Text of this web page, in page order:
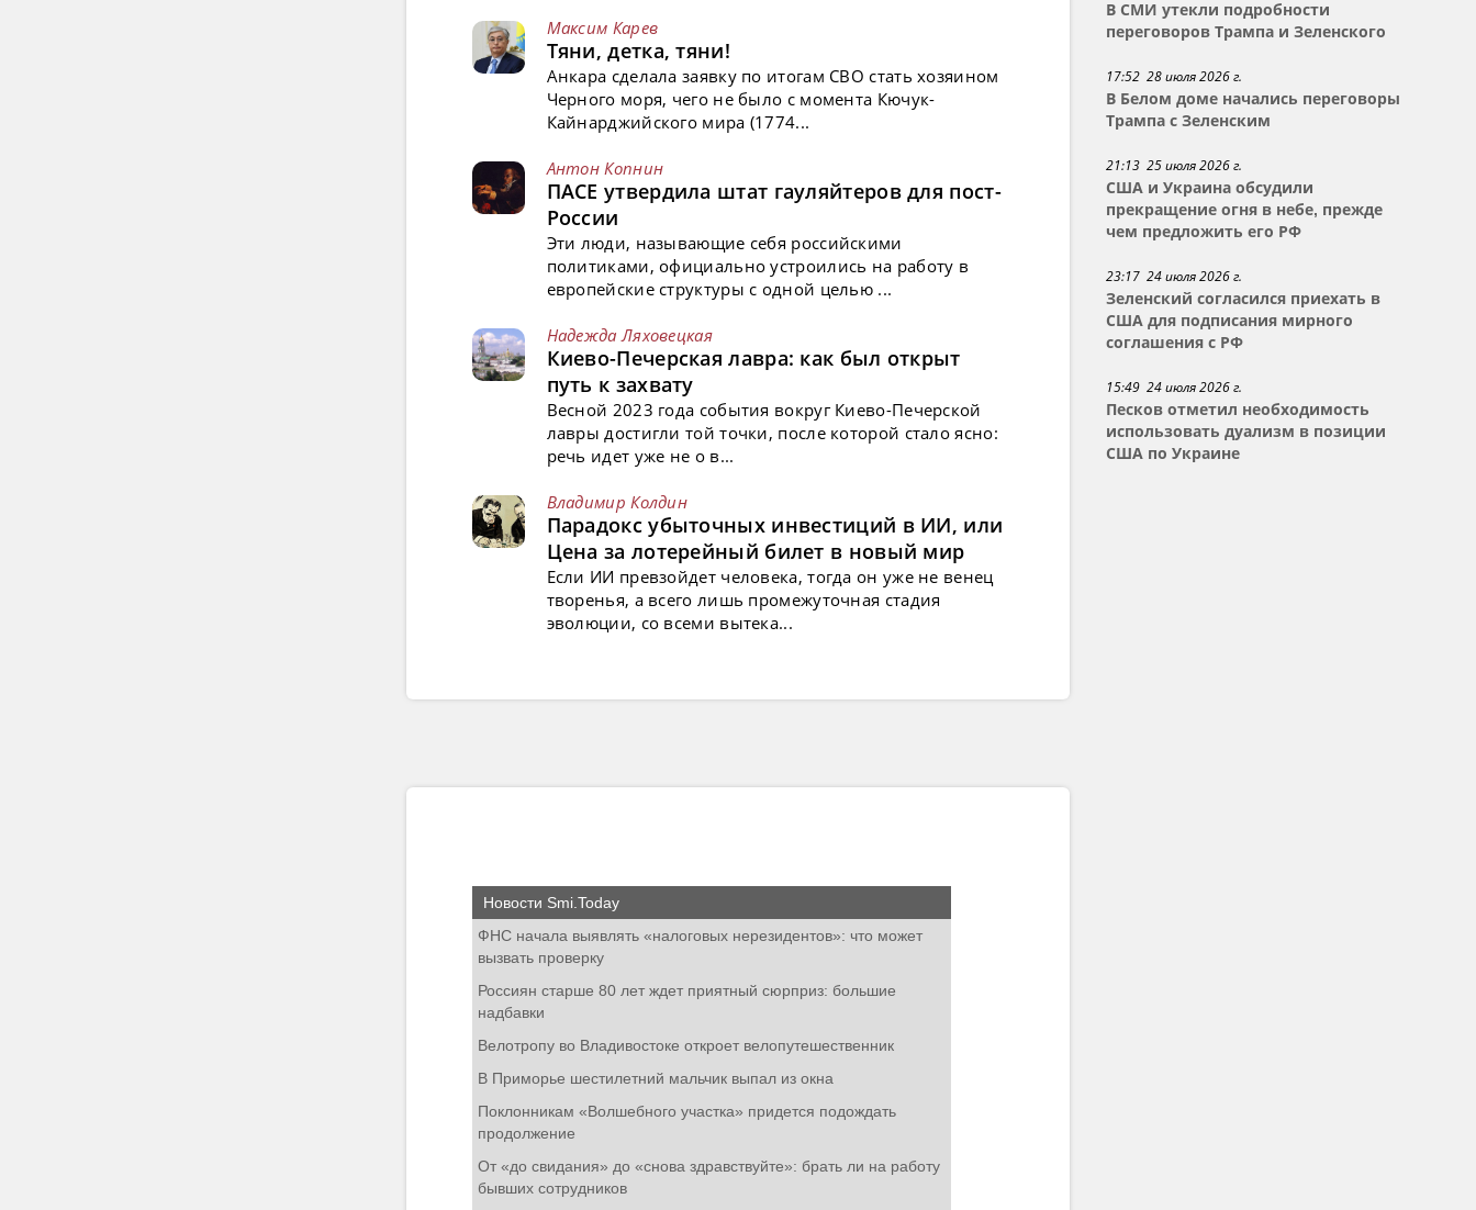
В СМИ утекли подробности
переговоров Трампа и Зеленского
17:52 28 июля 2026 г.
В Белом доме начались переговоры
Трампа с Зеленским
21:13 25 июля 2026 г.
США и Украина обсудили
прекращение огня в небе, прежде
чем предложить его РФ
23:17 24 июля 2026 г.
Зеленский согласился приехать в
США для подписания мирного
соглашения с РФ
15:49 24 июля 2026 г.
Песков отметил необходимость
использовать дуализм в позиции
США по Украине
Максим Карев
Тяни, детка, тяни!
Анкара сделала заявку по итогам СВО стать хозяином
Черного моря, чего не было с момента Кючук-
Кайнарджийского мира (1774...
Антон Копнин
ПАСЕ утвердила штат гауляйтеров для пост-
России
Эти люди, называющие себя российскими
политиками, официально устроились на работу в
европейские структуры с одной целью ...
Надежда Ляховецкая
Киево-Печерская лавра: как был открыт
путь к захвату
Весной 2023 года события вокруг Киево-Печерской
лавры достигли той точки, после которой стало ясно:
речь идет уже не о в...
Владимир Колдин
Парадокс убыточных инвестиций в ИИ, или
Цена за лотерейный билет в новый мир
Если ИИ превзойдет человека, тогда он уже не венец
творенья, а всего лишь промежуточная стадия
эволюции, со всеми вытека...